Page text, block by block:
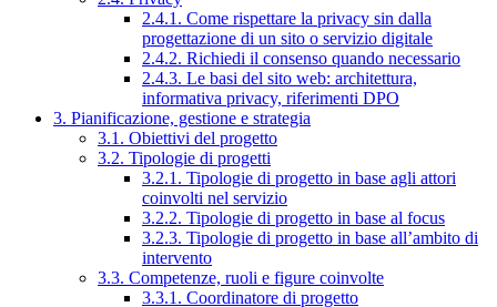
2.4.1. Come rispettare la privacy sin dalla
progettazione di un sito o servizio digitale
2.4.2. Richiedi il consenso quando necessario
2.4.3. Le basi del sito web: architettura,
informativa privacy, riferimenti DPO
3. Pianificazione, gestione e strategia
3.1. Obiettivi del progetto
3.2. Tipologie di progetti
3.2.1. Tipologie di progetto in base agli attori
coinvolti nel servizio
3.2.2. Tipologie di progetto in base al focus
3.2.3. Tipologie di progetto in base all’ambito di
intervento
3.3. Competenze, ruoli e figure coinvolte
3.3.1. Coordinatore di progetto